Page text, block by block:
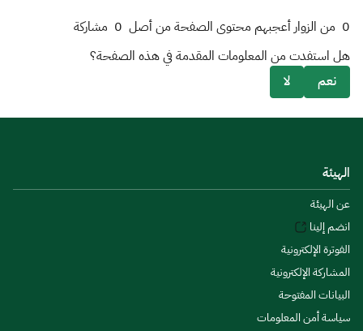
0 من الزوار أعجبهم محتوى الصفحة من أصل 0 مشاركة
هل استفدت من المعلومات المقدمة في هذه الصفحة؟
نعم
لا
الهيئة
عن الهيئة
انضم إلينا
الفوترة الإلكترونية
المشاركة الإلكترونية
البيانات المفتوحة
سياسة أمن المعلومات